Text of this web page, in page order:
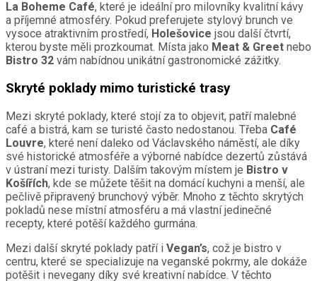
La Boheme Café, které je ideální pro milovníky kvalitní kávy
a příjemné atmosféry. Pokud preferujete stylový brunch ve
vysoce atraktivním prostředí, Holešovice jsou další čtvrtí,
kterou byste měli prozkoumat. Místa jako Meat & Greet nebo
Bistro 32 vám nabídnou unikátní gastronomické zážitky.
Skryté poklady mimo turistické trasy
Mezi skryté poklady, které stojí za to objevit, patří malebné
café a bistrá, kam se turisté často nedostanou. Třeba Café
Louvre, které není daleko od Václavského náměstí, ale díky
své historické atmosféře a výborné nabídce dezertů zůstává
v ústraní mezi turisty. Dalším takovým místem je Bistro v
Košířích, kde se můžete těšit na domácí kuchyni a menší, ale
pečlivě připravený brunchový výběr. Mnoho z těchto skrytých
pokladů nese místní atmosféru a má vlastní jedinečné
recepty, které potěší každého gurmána.
Mezi další skryté poklady patří i Vegan’s, což je bistro v
centru, které se specializuje na veganské pokrmy, ale dokáže
potěšit i nevegany díky své kreativní nabídce. V těchto